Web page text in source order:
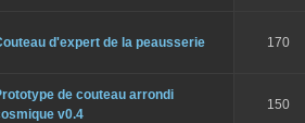
d'expert de la peausserie 170
de couteau arrondi
v0.4
150